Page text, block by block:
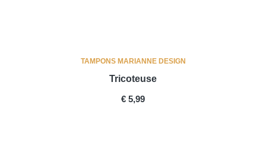
TAMPONS MARIANNE DESIGN
Tricoteuse
PRICE
€ 5,99